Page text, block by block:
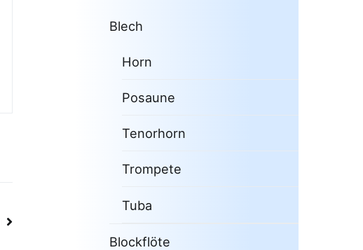
Blech
Horn
Posaune
Tenorhorn
Trompete
Tuba
Blockflöte